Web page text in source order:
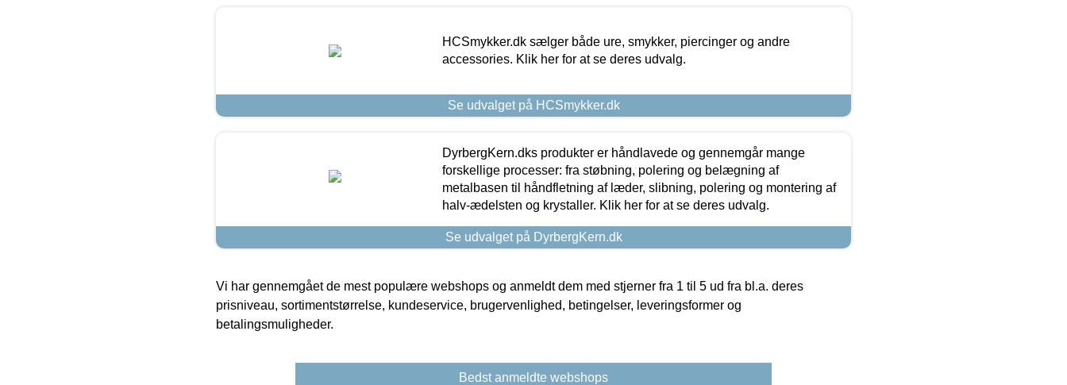
HCSmykker.dk sælger både ure, smykker, piercinger og andre
accessories. Klik her for at se deres udvalg.
Se udvalget på HCSmykker.dk
DyrbergKern.dks produkter er håndlavede og gennemgår mange
forskellige processer: fra støbning, polering og belægning af
metalbasen til håndfletning af læder, slibning, polering og montering af
halv-ædelsten og krystaller. Klik her for at se deres udvalg.
Se udvalget på DyrbergKern.dk
Vi har gennemgået de mest populære webshops og anmeldt dem med stjerner fra 1 til 5 ud fra bl.a. deres
prisniveau, sortimentstørrelse, kundeservice, brugervenlighed, betingelser, leveringsformer og
betalingsmuligheder.
Bedst anmeldte webshops